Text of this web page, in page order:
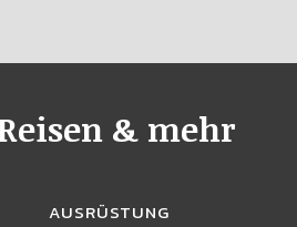
& mehr
AUSRÜSTUNG